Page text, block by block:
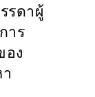
รดาผู้
าร
อง